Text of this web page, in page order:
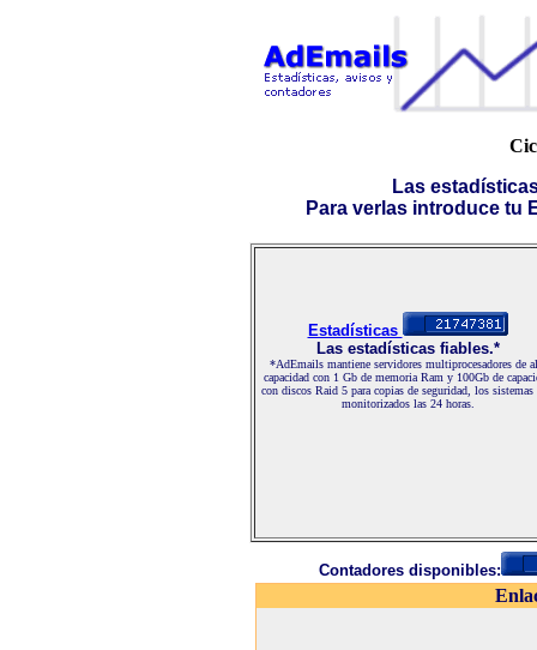
Las
Para verlas introduce tu
Estadísticas
Las estadísticas fiables.*
*AdEmails mantiene servidores multiprocesadores de
capacidad con 1 Gb de memoria Ram y 100Gb de
con discos Raid 5 para copias de seguridad, los sistemas
monitorizados las 24 horas.
Contadores disponibles: